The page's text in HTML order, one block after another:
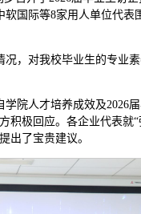
国际等8家用人单位代表
，对我校毕业生的专业
院人才培养成效及2026
积极回应。各企业代表就
出了宝贵建议。